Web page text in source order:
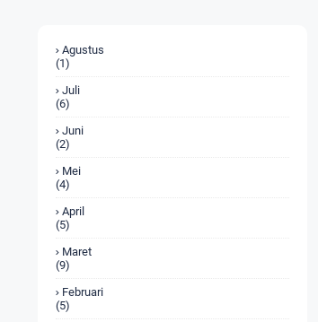
Agustus
(1)
Juli
(6)
Juni
(2)
Mei
(4)
April
(5)
Maret
(9)
Februari
(5)